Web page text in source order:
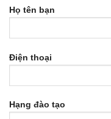
Họ tên bạn
Điện thoại
Hạng đào tạo